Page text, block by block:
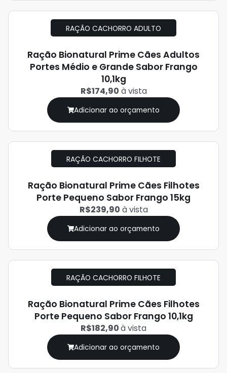
RAÇÃO CACHORRO ADULTO
Ração Bionatural Prime Cães Adultos
Portes Médio e Grande Sabor Frango
10,1kg
R$174,90 à vista
Adicionar ao orçamento
RAÇÃO CACHORRO FILHOTE
Ração Bionatural Prime Cães Filhotes
Porte Pequeno Sabor Frango 15kg
R$239,90 à vista
Adicionar ao orçamento
RAÇÃO CACHORRO FILHOTE
Ração Bionatural Prime Cães Filhotes
Porte Pequeno Sabor Frango 10,1kg
R$182,90à vista
Adicionar ao orçamento